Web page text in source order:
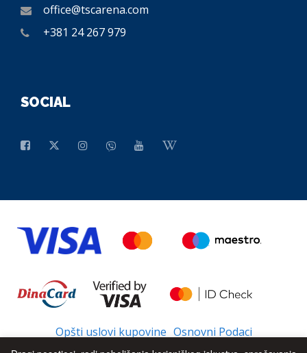
office@tscarena.com
+381 24 267 979
SOCIAL
Opšti uslovi kupovine Osnovni Podaci